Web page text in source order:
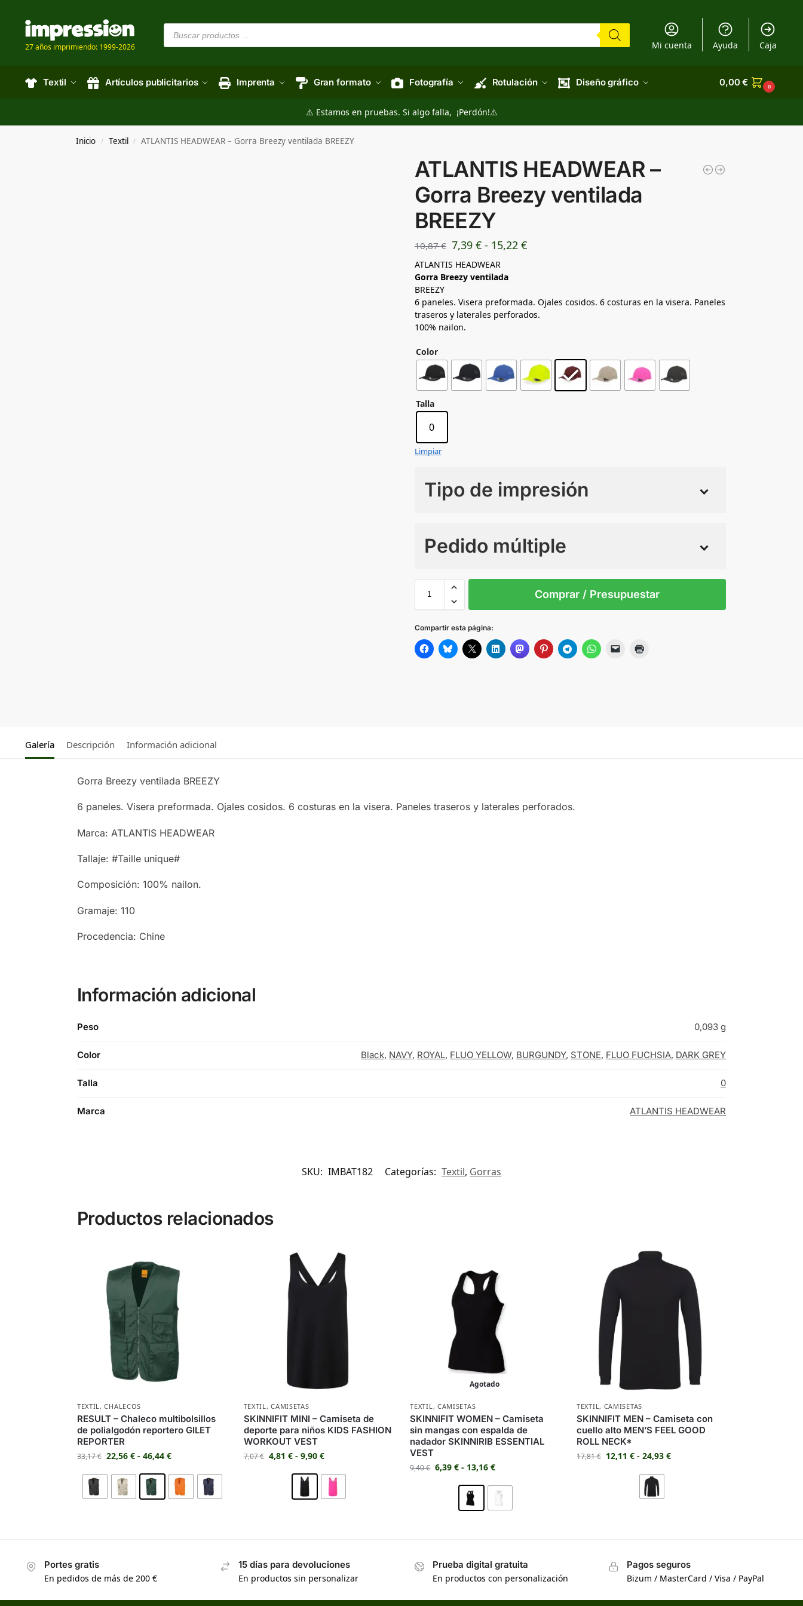
27 años imprimiendo: 1999-2026 Mi cuenta Ayuda Caja
Textil Artículos publicitarios Imprenta Gran formato Fotografía Rotulación Diseño gráfico 0,00€ 0
⚠️ Estamos en pruebas. Si algo falla, ¡Perdón!⚠️
Inicio / Textil / ATLANTIS HEADWEAR – Gorra Breezy ventilada BREEZY
ATLANTIS HEADWEAR –
Gorra Breezy ventilada
BREEZY
10,87€ 7,39 € - 15,22 €
ATLANTIS HEADWEAR
Gorra Breezy ventilada
BREEZY
6 paneles. Visera preformada. Ojales cosidos. 6 costuras en la visera. Paneles
traseros y laterales perforados.
100% nailon.
Color
Talla
0
Limpiar
Tipo de impresión
Pedido múltiple
BURGUNDY
DARK GREY
FLUO YELLOW
Comprar / Presupuestar
Compartir esta página:
Galería Descripción Información adicional
Gorra Breezy ventilada BREEZY
6 paneles. Visera preformada. Ojales cosidos. 6 costuras en la visera. Paneles traseros y laterales perforados.
Marca: ATLANTIS HEADWEAR
Tallaje: #Taille unique#
Composición: 100% nailon.
Gramaje: 110
Procedencia: Chine
Información adicional
Peso 0,093 g
Color Black, NAVY, ROYAL, FLUO YELLOW, BURGUNDY, STONE, FLUO FUCHSIA, DARK GREY
Talla 0
Marca ATLANTIS HEADWEAR
SKU: IMBAT182 Categorías: Textil, Gorras
Productos relacionados
TEXTIL,CHALECOS
RESULT – Chaleco multibolsillos
de polialgodón reportero GILET
REPORTER
33,17€ 22,56 € - 46,44 €
TEXTIL,CAMISETAS
SKINNIFIT MINI – Camiseta de
deporte para niños KIDS FASHION
WORKOUT VEST
7,07€ 4,81 € - 9,90 €
Agotado
TEXTIL, CAMISETAS
SKINNIFIT WOMEN – Camiseta
sin mangas con espalda de
nadador SKINNIRIB ESSENTIAL
VEST
9,40€ 6,39€ - 13,16€
TEXTIL, CAMISETAS
SKINNIFIT MEN – Camiseta con
cuello alto MEN’S FEEL GOOD
ROLL NECK*
17,81€ 12,11€ - 24,93€
Portes gratis
En pedidos de más de 200 €
15 días para devoluciones
En productos sin personalizar
Prueba digital gratuita
En productos con personalización
Pagos seguros
Bizum / MasterCard / Visa / PayPal